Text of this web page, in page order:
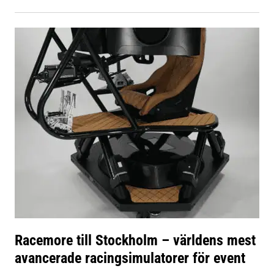
Racemore till Stockholm – världens mest
avancerade racingsimulatorer för event